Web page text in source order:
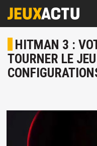
HITMAN 3 :
TOURNER LE